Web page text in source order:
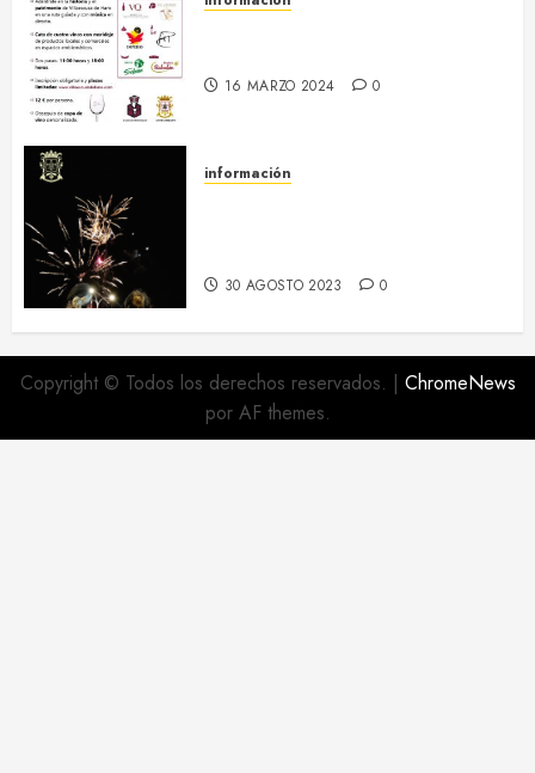
16 MARZO 2024 0
información
30 AGOSTO 2023 0
Copyright © Todos los derechos reservados. | ChromeNews
por AF themes.